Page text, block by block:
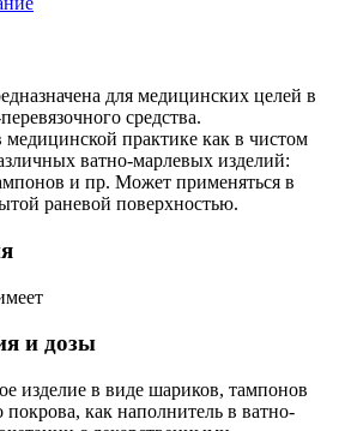
для медицинских целей в
средства.
практике как в чистом
ватно-марлевых изделий:
и пр. Может применяться в
раневой поверхностью.
и дозы
изделие в виде шариков, тампонов
покрова, как наполнитель в ватно-